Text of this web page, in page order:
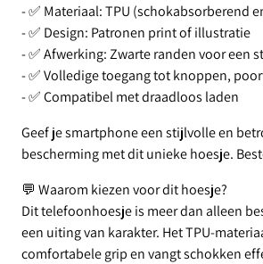
- ✅ Materiaal: TPU (schokabsorberend
- ✅ Design: Patronen print of illustratie
- ✅ Afwerking: Zwarte randen voor een
- ✅ Volledige toegang tot knoppen,
- ✅ Compatibel met draadloos laden
Geef je smartphone een stijlvolle en
bescherming met dit unieke hoesje.
💬 Waarom kiezen voor dit hoesje?
Dit telefoonhoesje is meer dan alleen
een uiting van karakter. Het TPU-
comfortabele grip en vangt schokken